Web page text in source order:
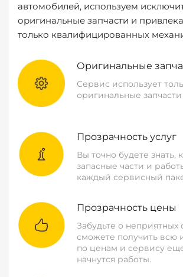
автомобилей, используем
оригинальные запчасти и
только квалифицированных
Оригинальные
Сервис использует
оригинальные запчасти
Прозрачность услуг
Вы точно будете знать,
запасные части и
каждый сервисный
Прозрачность цены
Забудьте о неприятных
сможете получить
по ценам и сервису
начнутся работы.